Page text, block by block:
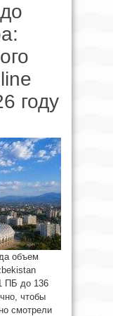
году
объем
ПБ до 136
чтобы
смотрели